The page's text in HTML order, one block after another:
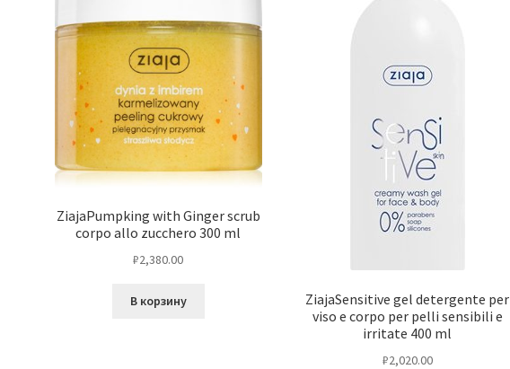
ZiajaPumpking with Ginger scrub
corpo allo zucchero 300 ml
₽2,380.00
В корзину
ZiajaSensitive gel detergente per
viso e corpo per pelli sensibili e
irritate 400 ml
₽2,020.00